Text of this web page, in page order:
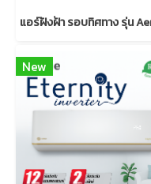
New